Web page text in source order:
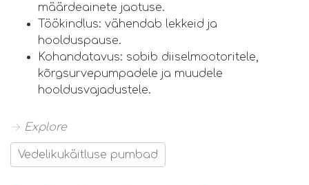
määrdeainete jaotuse.
Töökindlus: vähendab lekkeid ja
hoolduspause.
Kohandatavus: sobib diiselmootoritele,
kõrgsurvepumpadele ja muudele
hooldusvajadustele.
→ Explore
Vedelikukäitluse pumbad